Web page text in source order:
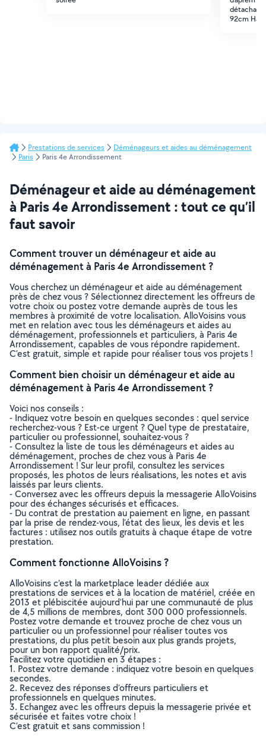
92cm
Prestations de services
Déménageurs et aides au déménagement
Paris
Paris 4e Arrondissement
Déménageur et aide au déménagement
à Paris 4e Arrondissement : tout ce qu’il
faut savoir
Comment trouver un déménageur et aide au
déménagement à Paris 4e Arrondissement ?
Vous cherchez un déménageur et aide au déménagement
près de chez vous ? Sélectionnez directement les offreurs de
votre choix ou postez votre demande auprès de tous les
membres à proximité de votre localisation. AlloVoisins vous
met en relation avec tous les déménageurs et aides au
déménagement, professionnels et particuliers, à Paris 4e
Arrondissement, capables de vous répondre rapidement.
C’est gratuit, simple et rapide pour réaliser tous vos projets !
Comment bien choisir un déménageur et aide au
déménagement à Paris 4e Arrondissement ?
Voici nos conseils :
- Indiquez votre besoin en quelques secondes : quel service
recherchez-vous ? Est-ce urgent ? Quel type de prestataire,
particulier ou professionnel, souhaitez-vous ?
- Consultez la liste de tous les déménageurs et aides au
déménagement, proches de chez vous à Paris 4e
Arrondissement ! Sur leur profil, consultez les services
proposés, les photos de leurs réalisations, les notes et avis
laissés par leurs clients.
- Conversez avec les offreurs depuis la messagerie AlloVoisins
pour des échanges sécurisés et efficaces.
- Du contrat de prestation au paiement en ligne, en passant
par la prise de rendez-vous, l’état des lieux, les devis et les
factures : utilisez nos outils gratuits à chaque étape de votre
prestation.
Comment fonctionne AlloVoisins ?
AlloVoisins c’est la marketplace leader dédiée aux
prestations de services et à la location de matériel, créée en
2013 et plébiscitée aujourd’hui par une communauté de plus
de 4,5 millions de membres, dont 300 000 professionnels.
Postez votre demande et trouvez proche de chez vous un
particulier ou un professionnel pour réaliser toutes vos
prestations, du plus petit besoin aux plus grands projets,
pour un bon rapport qualité/prix.
Facilitez votre quotidien en 3 étapes :
1. Postez votre demande : indiquez votre besoin en quelques
secondes.
2. Recevez des réponses d’offreurs particuliers et
professionnels en quelques minutes.
3. Echangez avec les offreurs depuis la messagerie privée et
sécurisée et faites votre choix !
C’est gratuit et sans commission !